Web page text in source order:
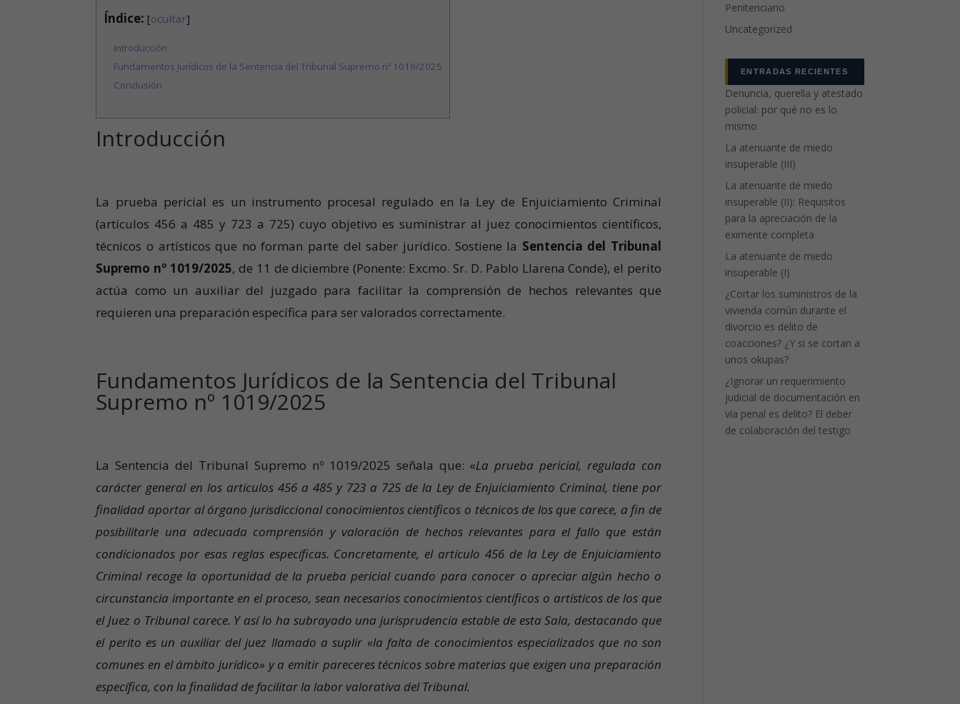
Índice: [ocultar]
Introducción
Fundamentos Jurídicos de la Sentencia del Tribunal Supremo nº 1019/2025
Conclusión
Introducción
La prueba pericial es un instrumento procesal regulado en la Ley de Enjuiciamiento Criminal
(artículos 456 a 485 y 723 a 725) cuyo objetivo es suministrar al juez conocimientos científicos,
técnicos o artísticos que no forman parte del saber jurídico. Sostiene la Sentencia del Tribunal
Supremo nº 1019/2025, de 11 de diciembre (Ponente: Excmo. Sr. D. Pablo Llarena Conde), el perito
actúa como un auxiliar del juzgado para facilitar la comprensión de hechos relevantes que
requieren una preparación específica para ser valorados correctamente.
Fundamentos Jurídicos de la Sentencia del Tribunal
Supremo nº 1019/2025
La Sentencia del Tribunal Supremo nº 1019/2025 señala que: «La prueba pericial, regulada con
carácter general en los artículos 456 a 485 y 723 a 725 de la Ley de Enjuiciamiento Criminal, tiene por
finalidad aportar al órgano jurisdiccional conocimientos científicos o técnicos de los que carece, a fin de
posibilitarle una adecuada comprensión y valoración de hechos relevantes para el fallo que están
condicionados por esas reglas específicas. Concretamente, el artículo 456 de la Ley de Enjuiciamiento
Criminal recoge la oportunidad de la prueba pericial cuando para conocer o apreciar algún hecho o
circunstancia importante en el proceso, sean necesarios conocimientos científicos o artísticos de los que
el Juez o Tribunal carece. Y así lo ha subrayado una jurisprudencia estable de esta Sala, destacando que
el perito es un auxiliar del juez llamado a suplir «la falta de conocimientos especializados que no son
comunes en el ámbito jurídico» y a emitir pareceres técnicos sobre materias que exigen una preparación
específica, con la finalidad de facilitar la labor valorativa del Tribunal.
Penitenciario
Uncategorized
ENTRADAS RECIENTES
Denuncia, querella y atestado
policial: por qué no es lo
mismo
La atenuante de miedo
insuperable (III)
La atenuante de miedo
insuperable (II): Requisitos
para la apreciación de la
eximente completa
La atenuante de miedo
insuperable (I)
¿Cortar los suministros de la
vivienda común durante el
divorcio es delito de
coacciones? ¿Y si se cortan a
unos okupas?
¿Ignorar un requerimiento
judicial de documentación en
vía penal es delito? El deber
de colaboración del testigo